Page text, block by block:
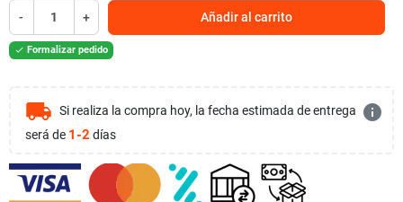
- + Añadir al carrito
 Formalizar pedido
local_shipping Si realiza la compra hoy, la fecha estimada de entrega
será de 1-2 días
info